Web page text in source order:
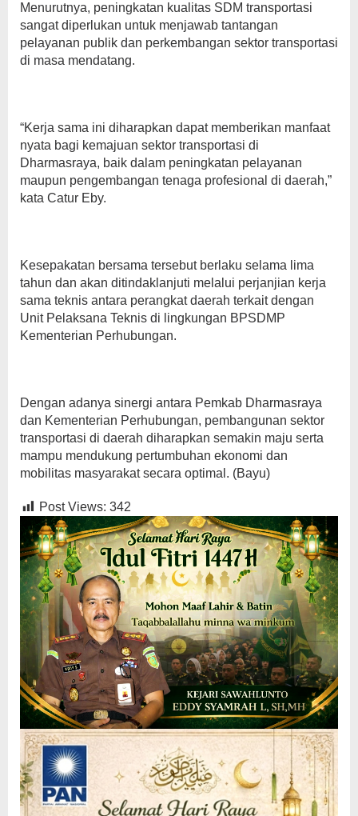
Menurutnya, peningkatan kualitas SDM transportasi
sangat diperlukan untuk menjawab tantangan
pelayanan publik dan perkembangan sektor transportasi
di masa mendatang.
“Kerja sama ini diharapkan dapat memberikan manfaat
nyata bagi kemajuan sektor transportasi di
Dharmasraya, baik dalam peningkatan pelayanan
maupun pengembangan tenaga profesional di daerah,”
kata Catur Eby.
Kesepakatan bersama tersebut berlaku selama lima
tahun dan akan ditindaklanjuti melalui perjanjian kerja
sama teknis antara perangkat daerah terkait dengan
Unit Pelaksana Teknis di lingkungan BPSDMP
Kementerian Perhubungan.
Dengan adanya sinergi antara Pemkab Dharmasraya
dan Kementerian Perhubungan, pembangunan sektor
transportasi di daerah diharapkan semakin maju serta
mampu mendukung pertumbuhan ekonomi dan
mobilitas masyarakat secara optimal. (Bayu)
Post Views: 342